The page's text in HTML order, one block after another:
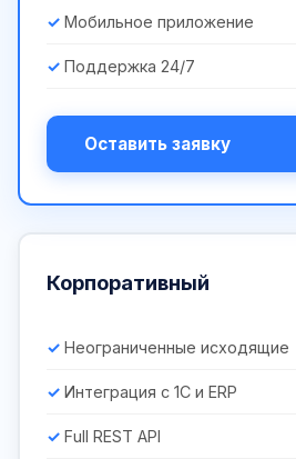
Мобильное приложение
Поддержка 24/7
Оставить заявку
Корпоративный
Неограниченные исходящие
Интеграция с 1С и ERP
Full REST API